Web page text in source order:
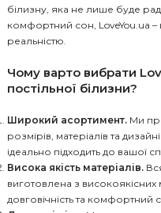
білизну, яка не лише буде
комфортний сон, LoveYou.ua –
реальністю.
Чому варто вибрати
постільної білизни?
Широкий асортимент. Ми
розмірів, матеріалів та
ідеально підходить до вашої
Висока якість матеріалів.
виготовлена з високоякісних
довговічність та комфортний